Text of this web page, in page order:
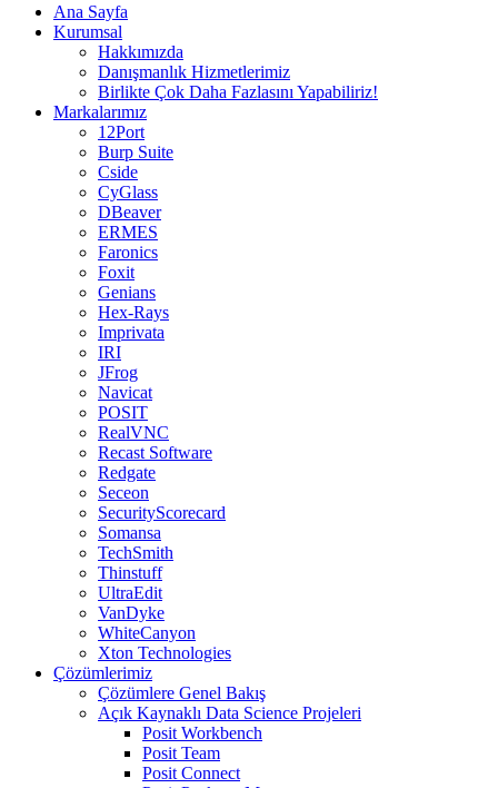
Ana Sayfa
Kurumsal
Hakkımızda
Danışmanlık Hizmetlerimiz
Birlikte Çok Daha Fazlasını Yapabiliriz!
Markalarımız
12Port
Burp Suite
Cside
CyGlass
DBeaver
ERMES
Faronics
Foxit
Genians
Hex-Rays
Imprivata
IRI
JFrog
Navicat
POSIT
RealVNC
Recast Software
Redgate
Seceon
SecurityScorecard
Somansa
TechSmith
Thinstuff
UltraEdit
VanDyke
WhiteCanyon
Xton Technologies
Çözümlerimiz
Çözümlere Genel Bakış
Açık Kaynaklı Data Science Projeleri
Posit Workbench
Posit Team
Posit Connect